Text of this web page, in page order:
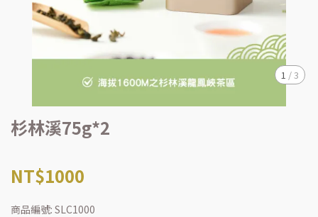
1 /3
杉林溪75g*2
NT$1000
商品編號: SLC1000